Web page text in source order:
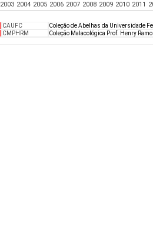
2003 2004 2005 2006 2007 2008 2009 2010 2011
CAUFC
Coleção de Abelhas da Universidade
CMPHRM
Coleção Malacológica Prof. Henry